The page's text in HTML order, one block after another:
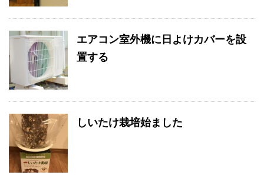
エアコン室外機に日よけカバーを設
置する
しいたけ栽培始ました